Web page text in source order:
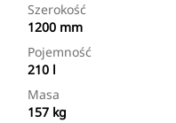
Szerokość
1200 mm
Pojemność
210 l
Masa
157 kg